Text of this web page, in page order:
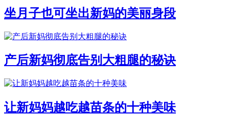
坐月子也可坐出新妈的美丽身段
产后新妈彻底告别大粗腿的秘诀
让新妈妈越吃越苗条的十种美味